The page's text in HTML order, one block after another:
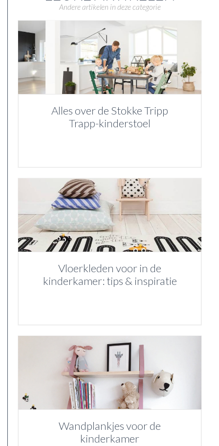
Andere artikelen in deze categorie
Alles over de Stokke Tripp
Trapp-kinderstoel
Vloerkleden voor in de
kinderkamer: tips & inspiratie
Wandplankjes voor de
kinderkamer